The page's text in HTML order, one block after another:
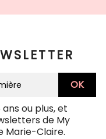
ou plus, et
de My
Marie-Claire.